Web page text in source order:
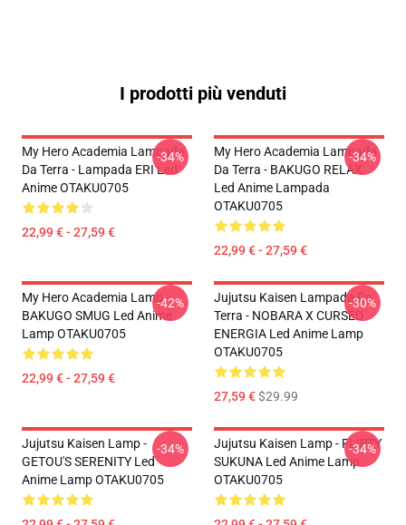
I prodotti più venduti
My Hero Academia Lampada
Da Terra - Lampada ERI Led
Anime OTAKU0705
22,99 € - 27,59 €
-34%
My Hero Academia Lampada
Da Terra - BAKUGO RELAX
Led Anime Lampada
OTAKU0705
22,99 € - 27,59 €
-34%
My Hero Academia Lamp -
BAKUGO SMUG Led Anime
Lamp OTAKU0705
22,99 € - 27,59 €
-42%
Jujutsu Kaisen Lampada Da
Terra - NOBARA X CURSED
ENERGIA Led Anime Lamp
OTAKU0705
27,59 €$29.99
-30%
Jujutsu Kaisen Lamp -
GETOU'S SERENITY Led
Anime Lamp OTAKU0705
-34%
Jujutsu Kaisen Lamp - FLIRTY
SUKUNA Led Anime Lamp
OTAKU0705
-34%